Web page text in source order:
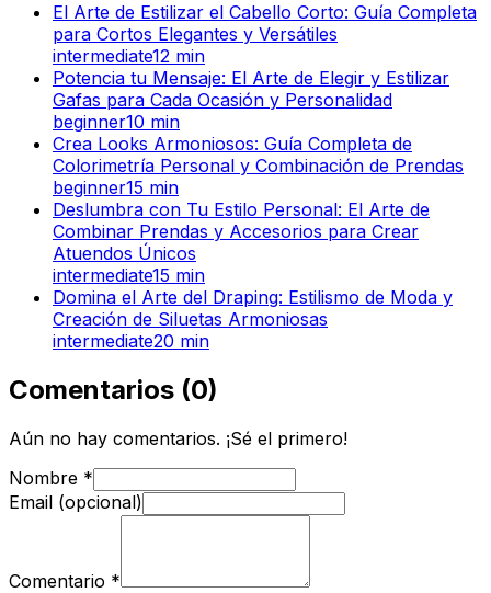
El Arte de Estilizar el Cabello Corto: Guía Completa
para Cortos Elegantes y Versátiles
intermediate12 min
Potencia tu Mensaje: El Arte de Elegir y Estilizar
Gafas para Cada Ocasión y Personalidad
beginner10 min
Crea Looks Armoniosos: Guía Completa de
Colorimetría Personal y Combinación de Prendas
beginner15 min
Deslumbra con Tu Estilo Personal: El Arte de
Combinar Prendas y Accesorios para Crear
Atuendos Únicos
intermediate15 min
Domina el Arte del Draping: Estilismo de Moda y
Creación de Siluetas Armoniosas
intermediate20 min
Comentarios (0)
Aún no hay comentarios. ¡Sé el primero!
Nombre *
Email (opcional)
Comentario *